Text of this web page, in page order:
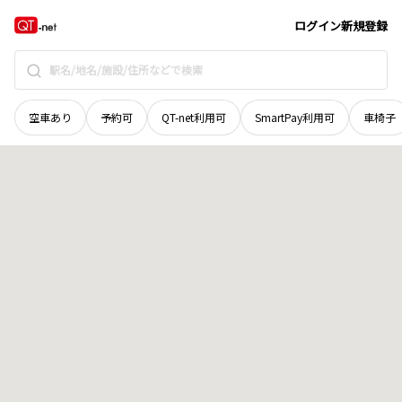
ログイン新規登録
空車あり 予約可 QT-net利用可 SmartPay利用可 車椅子
愛媛県